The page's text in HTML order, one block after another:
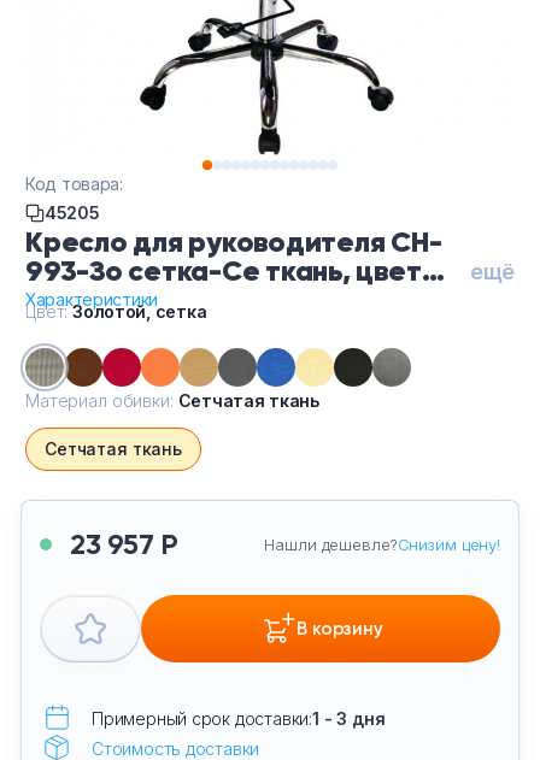
Кресло для руководителя CH-
993-Зо сетка-Се ткань, цвет
Золотой, сетка, обивка
Сетчатая ткань
ещё
Характеристики
Код товара:
45205
23 957 Р Нашли дешевле?Снизим цену!
В корзину
Примерный срок доставки:1 - 3 дня
Стоимость доставки
Цвет:Золотой, сетка
Материал обивки: Сетчатая ткань
Сетчатая ткань
Тумбы офисные
Офисные шкафы
Офисные диваны
Обеденная зона
Кашпо